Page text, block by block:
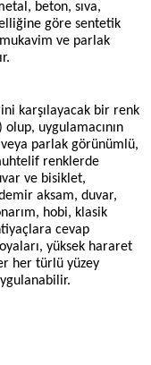
beton, sıva,
göre sentetik
ve parlak
karşılayacak bir renk
uygulamacının
parlak görünümlü,
renklerde
ve bisiklet,
aksam, duvar,
hobi, klasik
cevap
yüksek hararet
her türlü yüzey